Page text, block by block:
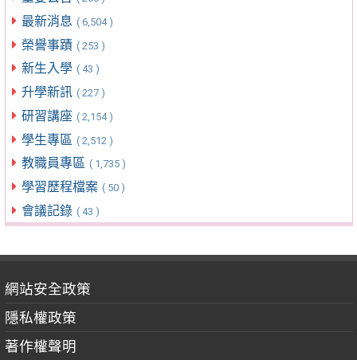
最新消息 ( 6,504 )
榮譽事蹟 ( 253 )
新生入學 ( 43 )
升學新訊 ( 227 )
研習講座 ( 2,154 )
學生專區 ( 2,512 )
教職員專區 ( 1,735 )
學習歷程檔案 ( 50 )
會議記錄 ( 43 )
網站安全政策
隱私權政策
著作權聲明